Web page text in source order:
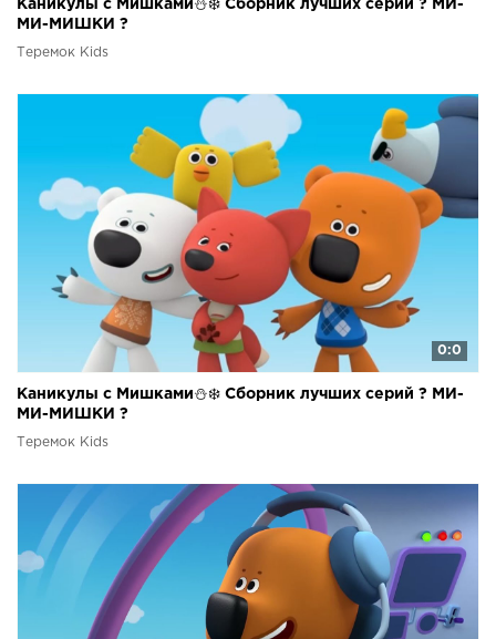
Каникулы с Мишками⛄❄️ Сборник лучших серий ? МИ-
МИ-МИШКИ ?
Теремок Kids
0:0
Каникулы с Мишками⛄❄️ Сборник лучших серий ? МИ-
МИ-МИШКИ ?
Теремок Kids